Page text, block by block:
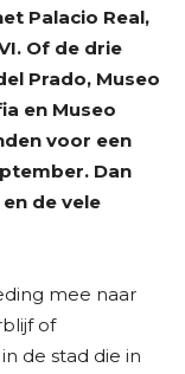
Palacio Real,
Of de drie
Prado, Museo
en Museo
voor een
Dan
de vele
mee naar
of
de stad die in